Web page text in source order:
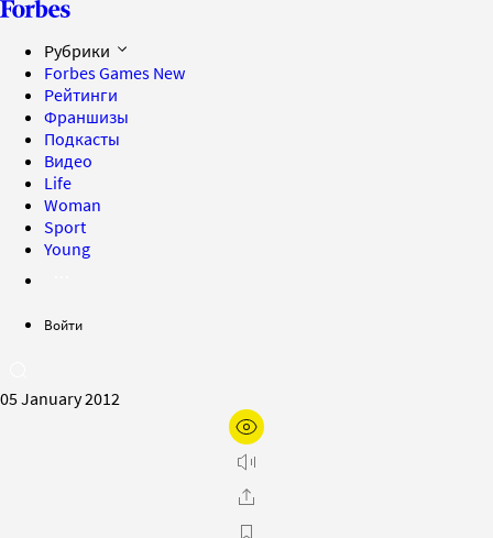
Рубрики
Forbes Games New
Рейтинги
Франшизы
Подкасты
Видео
Life
Woman
Sport
Young
Войти
05 January 2012